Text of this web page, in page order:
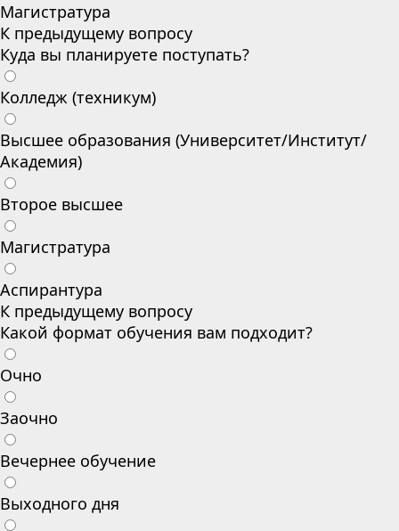
Магистратура
К предыдущему вопросу
Куда вы планируете поступать?
Колледж (техникум)
Высшее образования (Университет/Институт/
Академия)
Второе высшее
Магистратура
Аспирантура
К предыдущему вопросу
Какой формат обучения вам подходит?
Очно
Заочно
Вечернее обучение
Выходного дня